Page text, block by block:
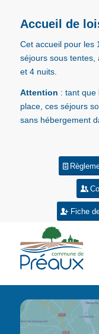
Accueil de
Cet accueil pour les
séjours sous tentes,
et 4 nuits.
Attention : tant que
place, ces séjours
sans hébergement
Fiche